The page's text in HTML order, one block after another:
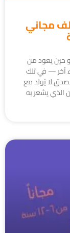
مجاني
حين يعود من
آخر — في تلك
لا يُولد مع
الذي يشعر به